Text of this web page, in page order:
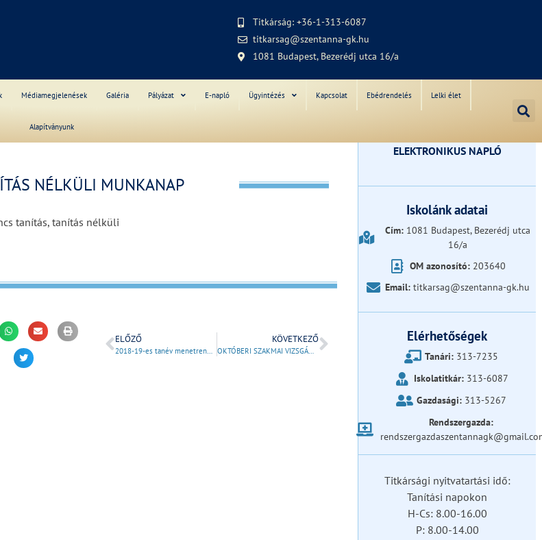
Titkárság: +36-1-313-6087
titkarsag@szentanna-gk.hu
1081 Budapest, Bezerédj utca 16/a
Médiamegjelenések Galéria Pályázat E-napló Ügyintézés Kapcsolat Ebédrendelés Lelki élet
Alapítványunk
NÉLKÜLI MUNKANAP
tanítás, tanítás nélküli
ELŐZŐ
2018-19-es tanév menetrendje
KÖVETKEZŐ
OKTÓBERI SZAKMAI VIZSGÁK RENDJE
ELEKTRONIKUS NAPLÓ
Iskolánk adatai
Cím:1081 Budapest, Bezerédj utca
16/a
OM azonosító:203640
Email: titkarsag@szentanna-gk.hu
Elérhetőségek
Tanári:313-7235
Iskolatitkár: 313-6087
Gazdasági:313-5267
Rendszergazda:
Titkársági nyitvatartási idő:
Tanítási napokon
H-Cs: 8.00-16.00
P: 8.00-14.00